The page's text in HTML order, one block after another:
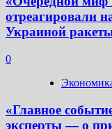
отреагировали
Украиной
0
«Главное
эксперты — о